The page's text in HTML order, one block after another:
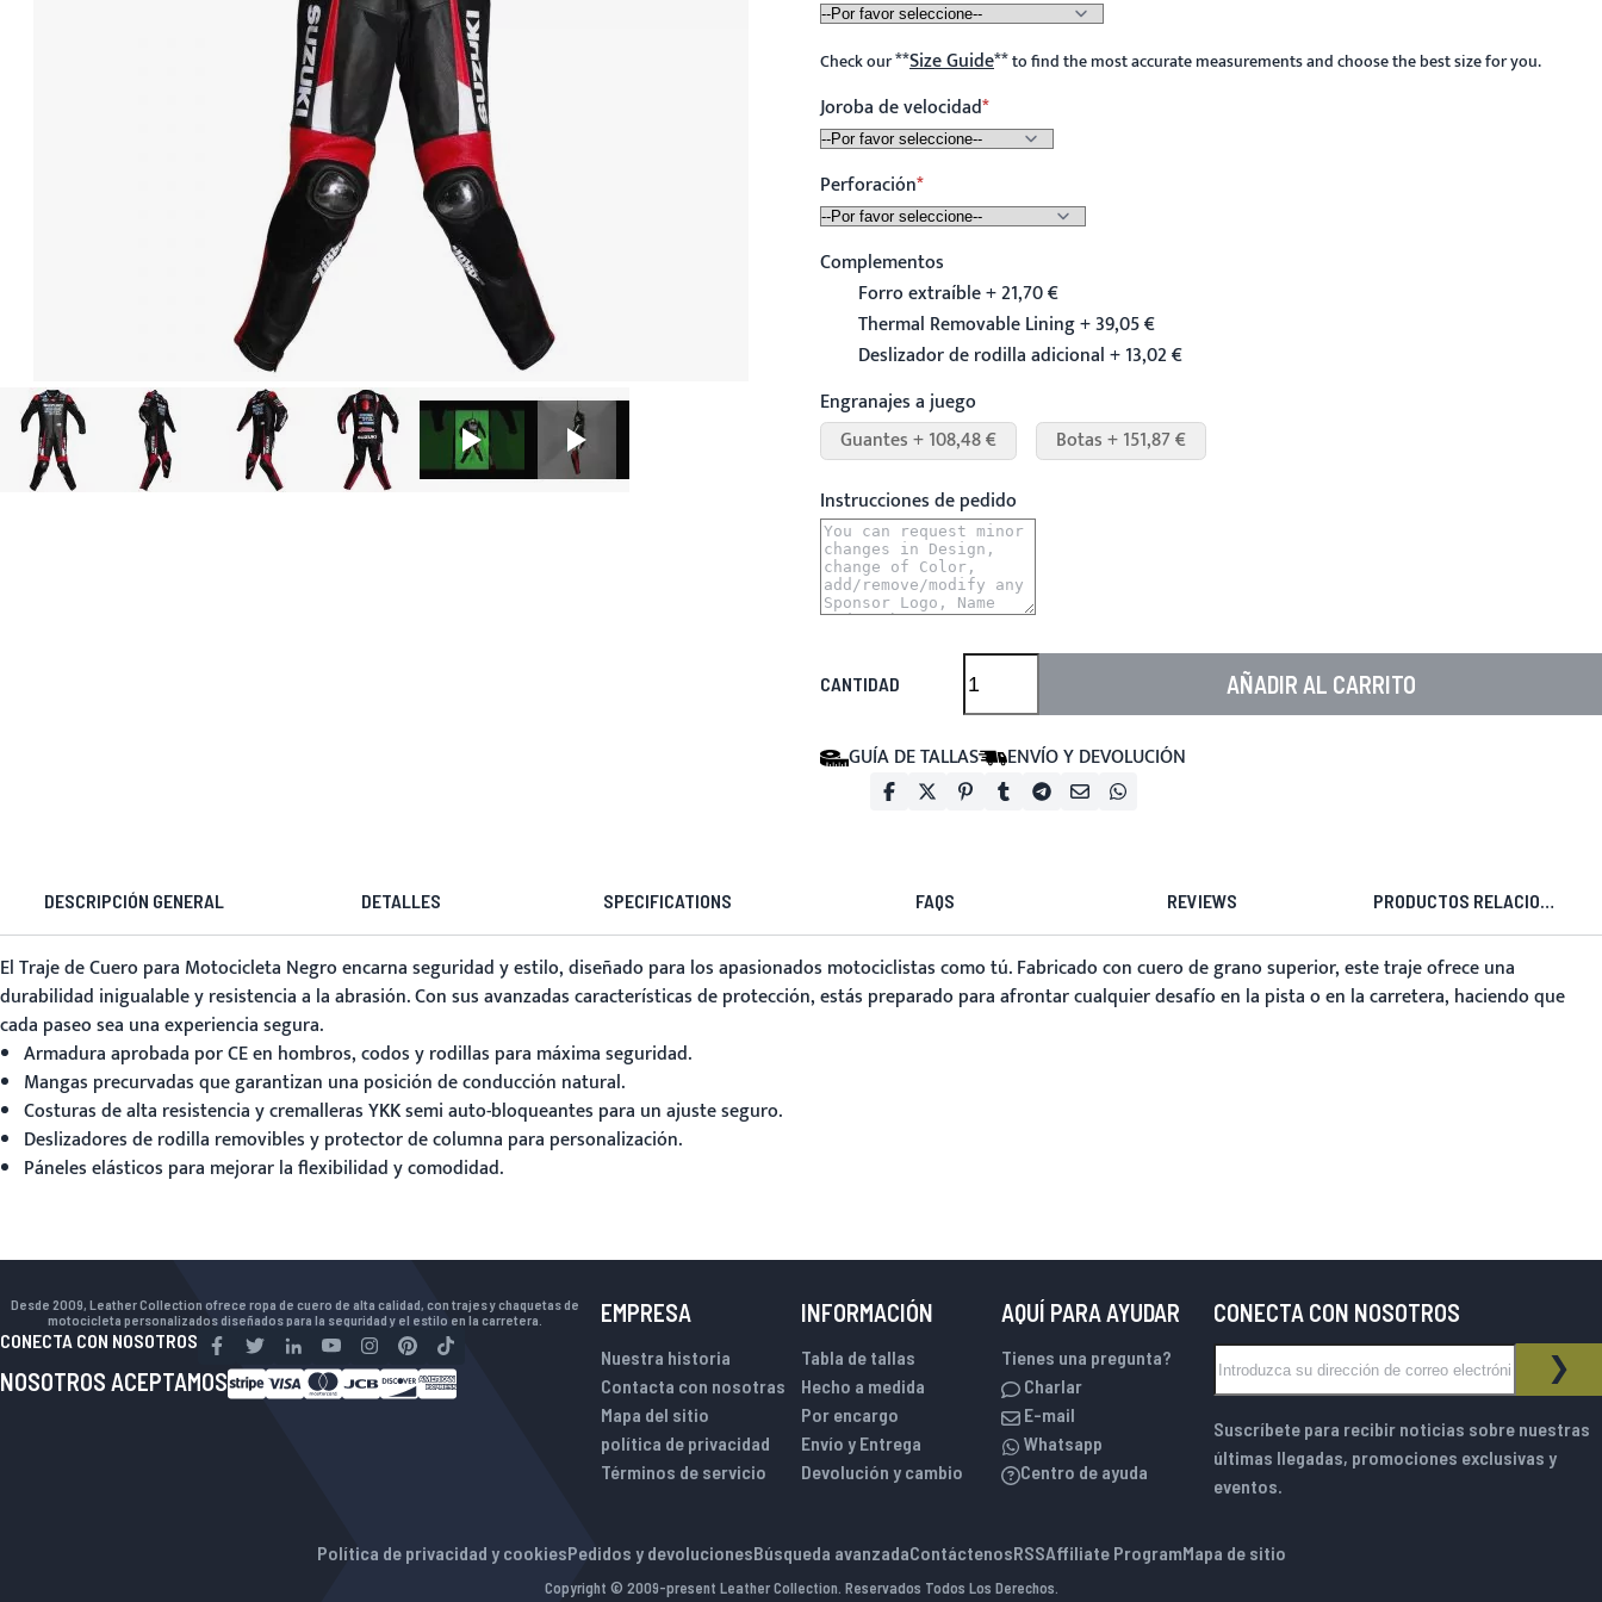
Check our**Size Guide**to find the most accurate measurements and choose the best size for you.
Joroba de velocidad
Perforación
Complementos
Forro extraíble + 21,70 €
Thermal Removable Lining + 39,05 €
Deslizador de rodilla adicional + 13,02 €
Engranajes a juego
Guantes + 108,48 €
Botas + 151,87 €
Instrucciones de pedido
CANTIDAD AÑADIR AL CARRITO
GUÍA DE TALLAS ENVÍO Y DEVOLUCIÓN
DESCRIPCIÓN GENERAL DETALLES SPECIFICATIONS FAQS REVIEWS PRODUCTOS RELACIONADOS
ElTraje de Cuero para Motocicleta Negroencarna seguridad y estilo, diseñado para los apasionados motociclistas como tú. Fabricado con cuero de grano superior, este traje ofrece una
durabilidad inigualable y resistencia a la abrasión. Con sus avanzadas características de protección, estás preparado para afrontar cualquier desafío en la pista o en la carretera, haciendo que
cada paseo sea una experiencia segura.
Armadura aprobada por CE en hombros, codos y rodillas para máxima seguridad.
Mangas precurvadas que garantizan una posición de conducción natural.
Costuras de alta resistencia y cremalleras YKK semi auto-bloqueantes para un ajuste seguro.
Deslizadores de rodilla removibles y protector de columna para personalización.
Páneles elásticos para mejorar la flexibilidad y comodidad.
Desde 2009, Leather Collection ofrece ropa de cuero de alta calidad, con trajes y chaquetas de
motocicleta personalizados diseñados para la seguridad y el estilo en la carretera.
CONECTA CON NOSOTROS
NOSOTROS ACEPTAMOS
EMPRESA
Nuestra historia
Contacta con nosotras
Mapa del sitio
política de privacidad
Términos de servicio
INFORMACIÓN
Tabla de tallas
Hecho a medida
Por encargo
Envío y Entrega
Devolución y cambio
AQUÍ PARA AYUDAR
Tienes una pregunta?
Charlar
E-mail
Whatsapp
Centro de ayuda
CONECTA CON NOSOTROS
BOLETÍN DE NOTICIAS
Suscríbete para recibir noticias sobre nuestras
últimas llegadas, promociones exclusivas y
eventos.
Política de privacidad y cookiesPedidos y devolucionesBúsqueda avanzadaContáctenosRSSAffiliate ProgramMapa de sitio
Copyright © 2009-present Leather Collection. Reservados Todos Los Derechos.